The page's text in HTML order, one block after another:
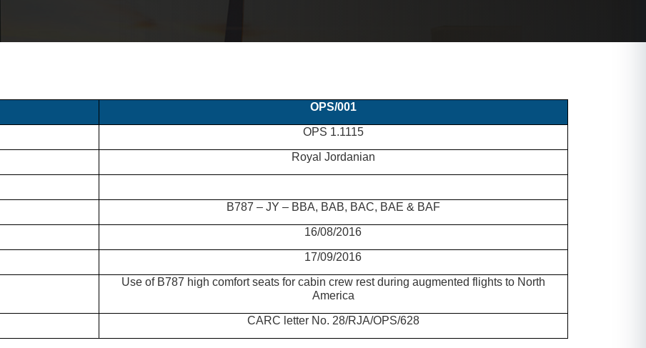
OPS/001
OPS 1.1115
Royal Jordanian
B787 – JY – BBA, BAB, BAC, BAE & BAF
16/08/2016
17/09/2016
Use of B787 high comfort seats for cabin crew rest during augmented flights to North
America
CARC letter No. 28/RJA/OPS/628